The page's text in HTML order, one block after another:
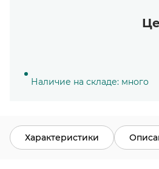
Наличие на складе: много
Характеристики